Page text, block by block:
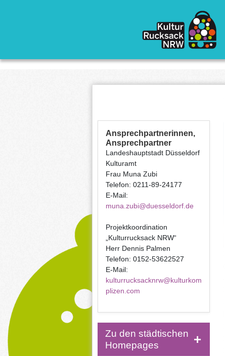
Ansprechpartnerinnen,
Ansprechpartner
Landeshauptstadt Düsseldorf
Kulturamt
Frau Muna Zubi
Telefon: 0211-89-24177
E-Mail:
muna.zubi@duesseldorf.de
Projektkoordination
„Kulturrucksack NRW“
Herr Dennis Palmen
Telefon: 0152-53622527
E-Mail:
kulturrucksacknrw@kulturkom
plizen.com
Zu den städtischen
Homepages